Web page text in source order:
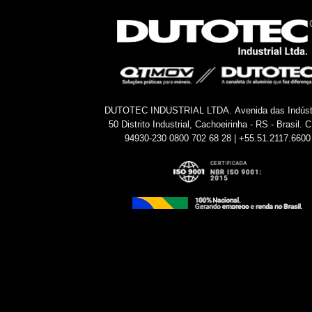
DUTOTEC INDUSTRIAL LTDA. Avenida das
50 Distrito Industrial, Cachoeirinha - RS - Brasil.
94930-230 0800 702 68 28 | +55.51.2117.6600